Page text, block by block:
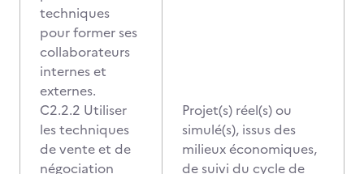
techniques
pour former ses
collaborateurs
internes et
externes.
C2.2.2 Utiliser
les techniques
de vente et de
négociation
Projet(s) réel(s) ou
simulé(s), issus des
milieux économiques,
de suivi du cycle de